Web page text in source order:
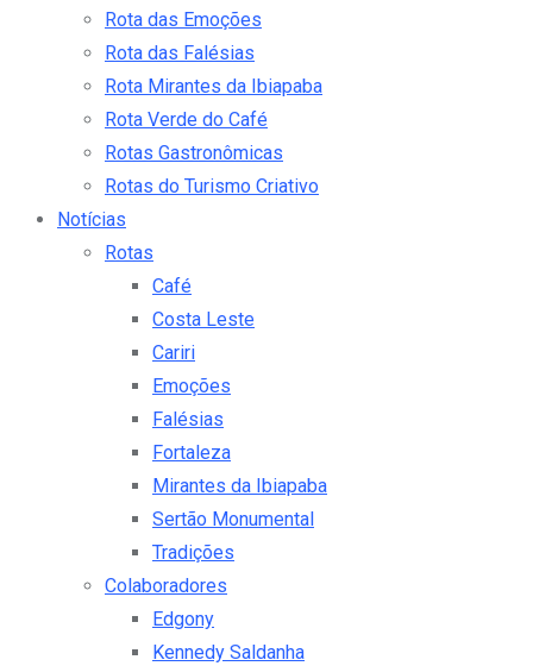
Rota das Emoções
Rota das Falésias
Rota Mirantes da Ibiapaba
Rota Verde do Café
Rotas Gastronômicas
Rotas do Turismo Criativo
Notícias
Rotas
Café
Costa Leste
Cariri
Emoções
Falésias
Fortaleza
Mirantes da Ibiapaba
Sertão Monumental
Tradições
Colaboradores
Edgony
Kennedy Saldanha